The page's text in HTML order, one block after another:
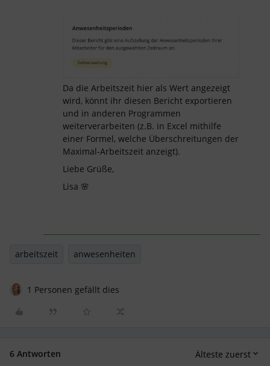
Da die Arbeitszeit hier als Wert angezeigt
wird, könnt ihr diesen Bericht exportieren
und in anderen Programmen
weiterverarbeiten (z.B. in Excel mithilfe
einer Formel, welche Überschreitungen der
Maximal-Arbeitszeit anzeigt).
Liebe Grüße,
Lisa 🌸
arbeitszeit anwesenheiten
1 Personen gefällt dies
6 Antworten Älteste zuerst